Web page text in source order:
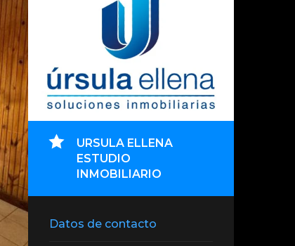
URSULA ELLENA
ESTUDIO
INMOBILIARIO
Datos de contacto